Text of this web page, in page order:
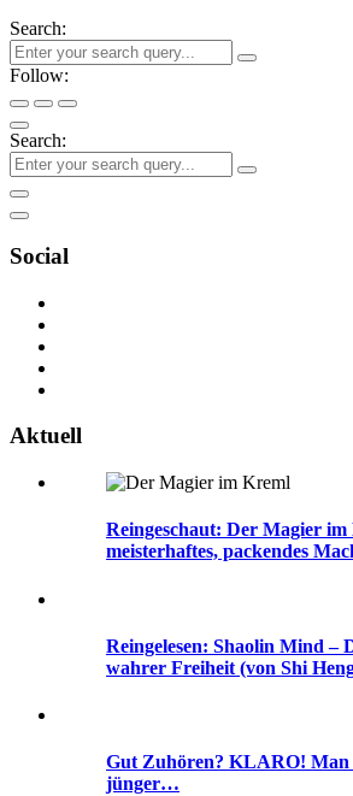
Search:
Follow:
Search:
Social
Aktuell
Reingeschaut: Der Magier
meisterhaftes, packendes
Reingelesen: Shaolin Mind –
wahrer Freiheit (von Shi
Gut Zuhören? KLARO!
jünger…